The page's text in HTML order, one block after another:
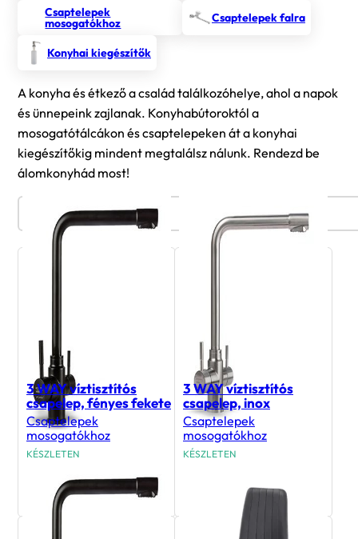
Csaptelepek
mosogatókhoz Csaptelepek falra
Konyhai kiegészítők
A konyha és étkező a család találkozóhelye, ahol a napok
és ünnepeink zajlanak. Konyhabútoroktól a
mosogatótálcákon és csaptelepeken át a konyhai
kiegészítőkig mindent megtalálsz nálunk. Rendezd be
álomkonyhád most!
Termékszűrő
3 WAY víztisztítós
csapelep, fényes fekete
Csaptelepek
mosogatókhoz
KÉSZLETEN
66 990Ft
3 WAY víztisztítós
csapelep, inox
Csaptelepek
mosogatókhoz
KÉSZLETEN